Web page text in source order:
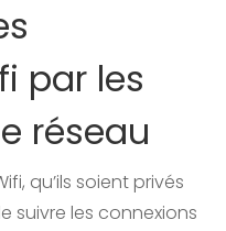
par les
réseau
qu’ils soient privés
suivre les connexions